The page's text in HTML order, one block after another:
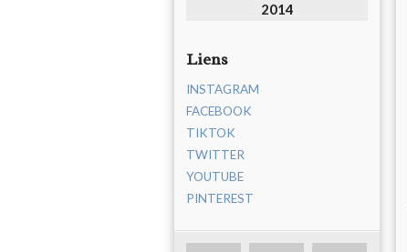
2014
Liens
INSTAGRAM
FACEBOOK
TIKTOK
TWITTER
YOUTUBE
PINTEREST